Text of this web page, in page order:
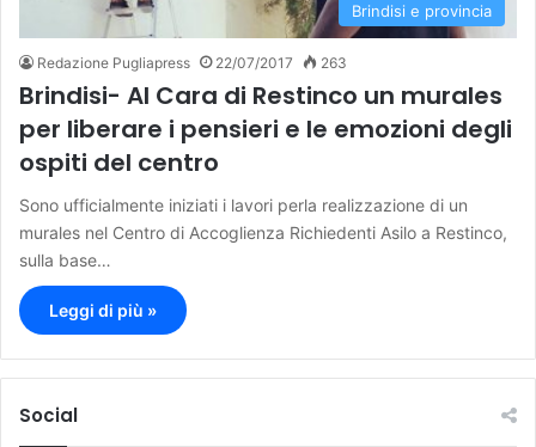
Brindisi e provincia
Redazione Pugliapress 22/07/2017 263
Brindisi- Al Cara di Restinco un murales
per liberare i pensieri e le emozioni degli
ospiti del centro
Sono ufficialmente iniziati i lavori perla realizzazione di un
murales nel Centro di Accoglienza Richiedenti Asilo a Restinco,
sulla base…
Leggi di più »
Social